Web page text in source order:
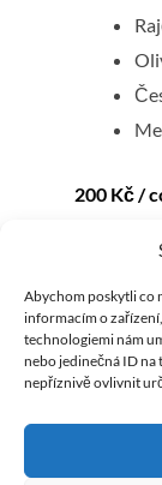
Abychom poskytli co
informacím o
technologiemi nám
nebo jedinečná ID na
nepříznivě ovlivnit
200 Kč /
Zásady